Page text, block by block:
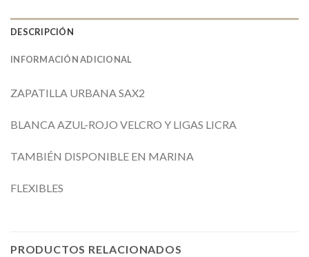
DESCRIPCIÓN
INFORMACIÓN ADICIONAL
ZAPATILLA URBANA SAX2
BLANCA AZUL-ROJO VELCRO Y LIGAS LICRA
TAMBIÉN DISPONIBLE EN MARINA
FLEXIBLES
PRODUCTOS RELACIONADOS